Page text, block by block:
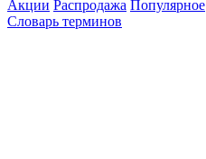
Акции Распродажа Популярное
Словарь терминов